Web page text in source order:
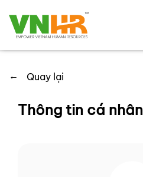
← Quay lại
Thông tin cá nhân